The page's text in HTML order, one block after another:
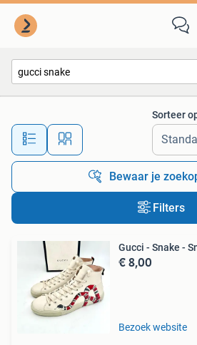
Alle afstanden…
Sorteer
Bewaar je
Filters
Gucci - Snake -
€ 8,00
Bezoek website